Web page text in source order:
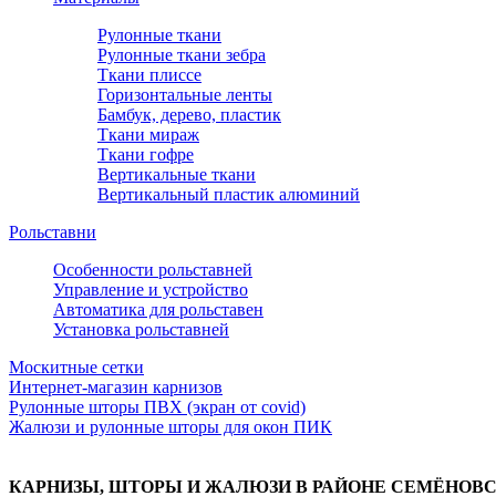
Рулонные ткани
Рулонные ткани зебра
Ткани плиссе
Горизонтальные ленты
Бамбук, дерево, пластик
Ткани мираж
Ткани гофре
Вертикальные ткани
Вертикальный пластик алюминий
Рольставни
Особенности рольставней
Управление и устройство
Автоматика для рольставен
Установка рольставней
Москитные сетки
Интернет-магазин карнизов
Рулонные шторы ПВХ (экран от covid)
Жалюзи и рулонные шторы для окон ПИК
КАРНИЗЫ, ШТОРЫ И ЖАЛЮЗИ В РАЙОНЕ